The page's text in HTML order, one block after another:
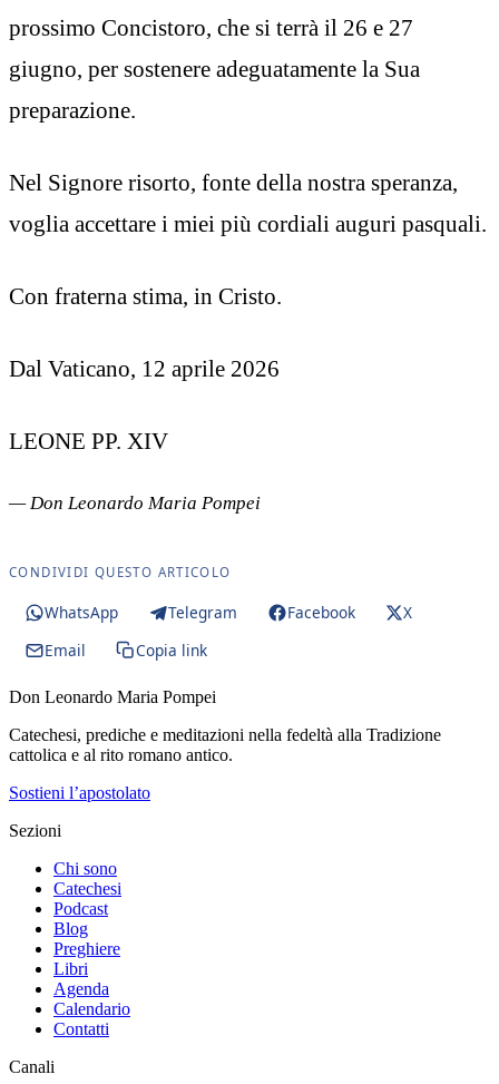
prossimo Concistoro, che si terrà il 26 e 27
giugno, per sostenere adeguatamente la Sua
preparazione.
Nel Signore risorto, fonte della nostra speranza,
voglia accettare i miei più cordiali auguri pasquali.
Con fraterna stima, in Cristo.
Dal Vaticano, 12 aprile 2026
LEONE PP. XIV
— Don Leonardo Maria Pompei
CONDIVIDI QUESTO ARTICOLO
WhatsApp Telegram Facebook
X
Email
Copia link
Don Leonardo Maria Pompei
Catechesi, prediche e meditazioni nella fedeltà alla Tradizione
cattolica e al rito romano antico.
Sostieni l’apostolato
Sezioni
Chi sono
Catechesi
Podcast
Blog
Preghiere
Libri
Agenda
Calendario
Contatti
Canali